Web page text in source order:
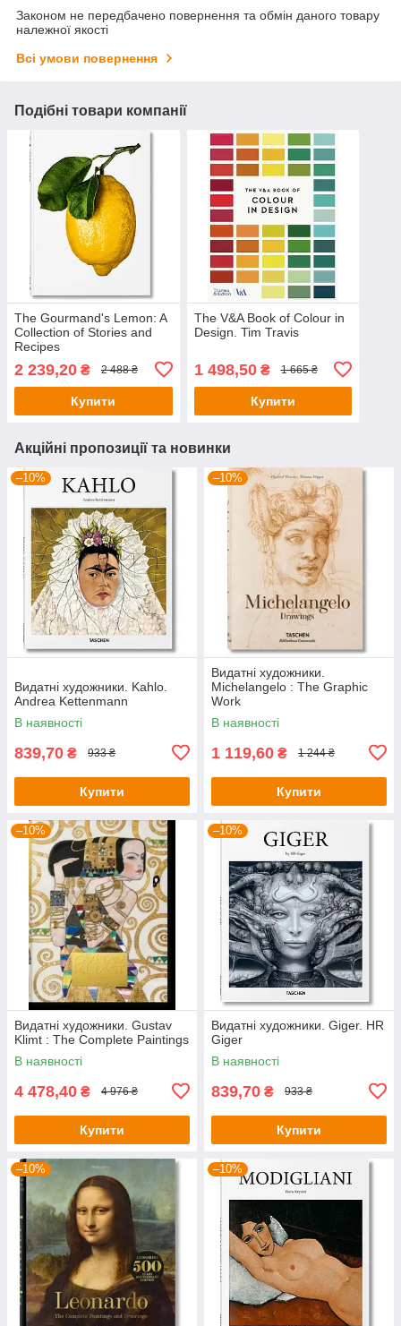
Законом не передбачено повернення та обмін даного товару
належної якості
Всі умови повернення
Подібні товари компанії
The Gourmand's Lemon: A
Collection of Stories and
Recipes
2 239,20 ₴ 2 488 ₴
Купити
The V&A Book of Colour in
Design. Tim Travis
1 498,50₴ 1 665 ₴
Купити
Акційні пропозиції та новинки
–10%
Видатні художники. Kahlo.
Andrea Kettenmann
В наявності
839,70 ₴ 933 ₴
Купити
–10%
Видатні художники.
Michelangelo : The Graphic
Work
В наявності
1 119,60 ₴ 1 244 ₴
Купити
–10%
Видатні художники. Gustav
Klimt : The Complete Paintings
В наявності
4 478,40 ₴ 4 976 ₴
Купити
–10%
Видатні художники. Giger. HR
Giger
В наявності
839,70 ₴ 933 ₴
Купити
–10% –10%